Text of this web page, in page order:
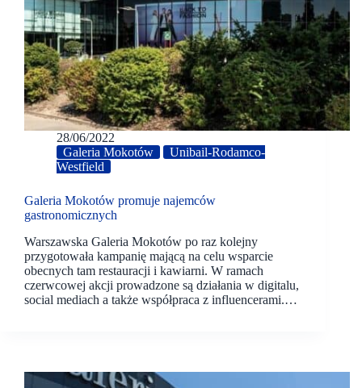
28/06/2022
Galeria Mokotów
Unibail-Rodamco-
Westfield
Galeria Mokotów promuje najemców
gastronomicznych
Warszawska Galeria Mokotów po raz kolejny
przygotowała kampanię mającą na celu wsparcie
obecnych tam restauracji i kawiarni. W ramach
czerwcowej akcji prowadzone są działania w digitalu,
social mediach a także współpraca z influencerami.…